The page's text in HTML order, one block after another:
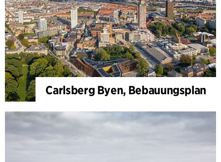
Carlsberg Byen, Bebauungsplan